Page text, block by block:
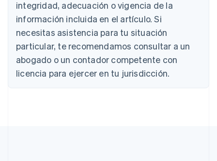
integridad, adecuación o vigencia de la
información incluida en el artículo. Si
necesitas asistencia para tu situación
particular, te recomendamos consultar a un
abogado o un contador competente con
licencia para ejercer en tu jurisdicción.
Nederlands FrançaisDeutschEnglish
Brasil
Bulgaria
English
Canadá
EnglishFrançais
China continental